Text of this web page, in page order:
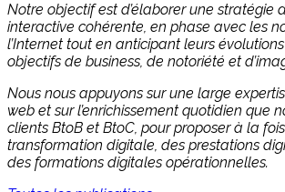
Notre objectif est d’élaborer une stratégie
interactive cohérente, en phase avec les
l’Internet tout en anticipant leurs
objectifs de business, de notoriété et
Nous nous appuyons sur une large
web et sur l’enrichissement quotidien que
clients BtoB et BtoC, pour proposer à la
transformation digitale, des prestations
des formations digitales opérationnelles.